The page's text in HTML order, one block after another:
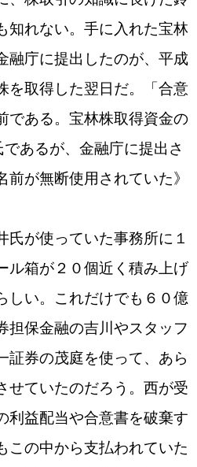
知れない。手に入れた宝林
融庁に提出したのが、平成
を取得した翌日だ。「合意
である。宝林株取得資金の
あるが、金融庁に提出さ
が無断使用されていた》
氏が使っていた事務所に１
ル箱が２０個近く積み上げ
しい。これだけでも６０億
担保金融の吉川やスタッフ
証券の茂庭を使って、あら
せていたのだろう。西が受
利益配当や合意書を破棄す
この中から支払われていた